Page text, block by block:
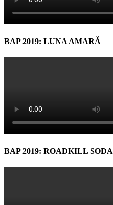
BAP 2019: LUNA AMARĂ
BAP 2019: ROADKILL SODA